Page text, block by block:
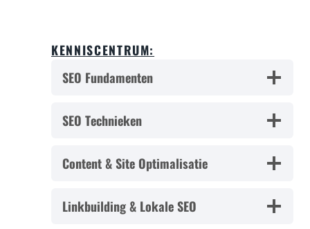
KENNISCENTRUM:
SEO Fundamenten
SEO Technieken
Content & Site Optimalisatie
Linkbuilding & Lokale SEO